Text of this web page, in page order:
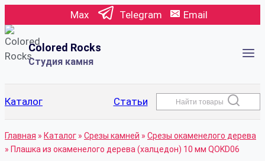
к
содержимому
Max Telegram Email
Colored Rocks
Студия камня
Каталог Статьи Найти товары
Главная » Каталог » Срезы камней » Срезы окаменелого дерева
» Плашка из окаменелого дерева (халцедон) 10 мм QOKD06